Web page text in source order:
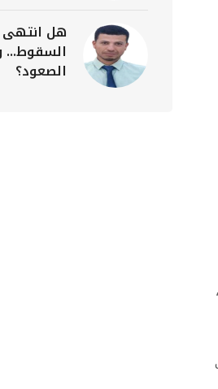
هل انتهى
السقوط...
الصعود؟